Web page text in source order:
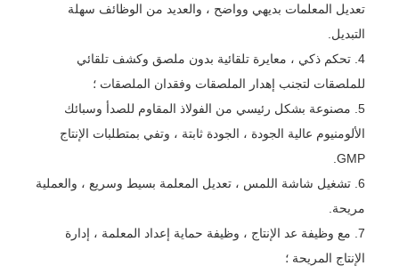
تعديل المعلمات بديهي وواضح ، والعديد من الوظائف سهلة
التبديل.
4. تحكم ذكي ، معايرة تلقائية بدون ملصق وكشف تلقائي
للملصقات لتجنب إهدار الملصقات وفقدان الملصقات ؛
5. مصنوعة بشكل رئيسي من الفولاذ المقاوم للصدأ وسبائك
الألومنيوم عالية الجودة ، الجودة ثابتة ، وتفي بمتطلبات الإنتاج
GMP.
6. تشغيل شاشة اللمس ، تعديل المعلمة بسيط وسريع ، والعملية
مريحة.
7. مع وظيفة عد الإنتاج ، وظيفة حماية إعداد المعلمة ، إدارة
الإنتاج المريحة ؛